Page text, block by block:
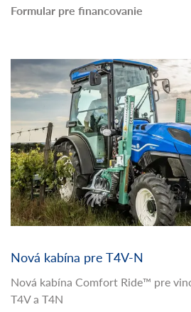
Formular pre financovanie
Nová kabína pre T4V-N
Nová kabína Comfort Ride™ pre
T4V a T4N